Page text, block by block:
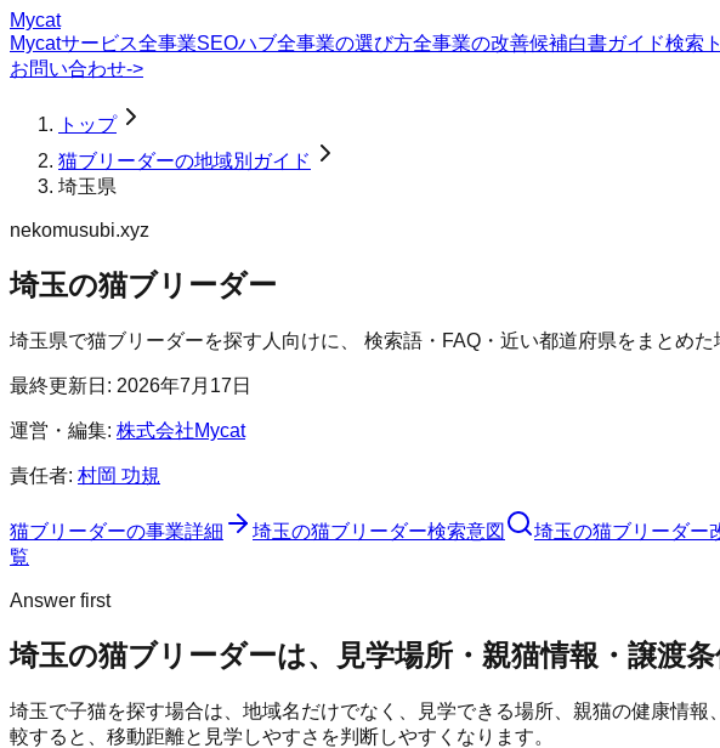
Mycat
Mycatサービス全事業SEOハブ全事業の選び方全事業の改善候補白書ガイド検索
お問い合わせ->
トップ
猫ブリーダーの地域別ガイド
埼玉県
nekomusubi.xyz
埼玉の猫ブリーダー
埼玉県で猫ブリーダーを探す人向けに、 検索語・FAQ・近い都道府県をまとめた
最終更新日: 2026年7月17日
運営・編集: 株式会社Mycat
責任者: 村岡 功規
猫ブリーダーの事業詳細 埼玉の猫ブリーダー検索意図 埼玉の猫ブリーダー
覧
Answer first
埼玉の猫ブリーダーは、見学場所・親猫情報・譲渡
埼玉で子猫を探す場合は、地域名だけでなく、見学できる場所、親猫の健康情
較すると、移動距離と見学しやすさを判断しやすくなります。